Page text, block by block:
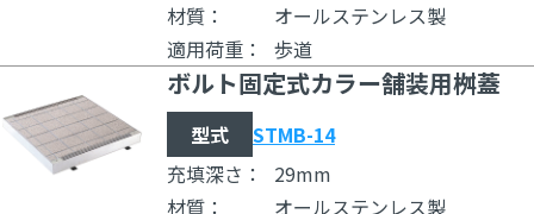
材質：
オールステンレス製
適用荷重：
歩道
ボルト固定式カラー舗装用桝蓋
型式
STMB-14
充填深さ：
29mm
材質：
オールステンレス製